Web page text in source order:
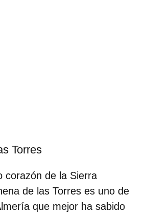
Torres
corazón de la Sierra
de las Torres es uno de
que mejor ha sabido